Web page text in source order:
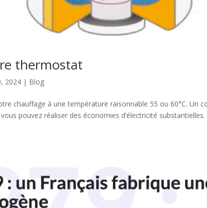
thermostat
2024 | Blog
chauffage à une température raisonnable 55 ou 60°C. Un
pouvez réaliser des économies d’électricité